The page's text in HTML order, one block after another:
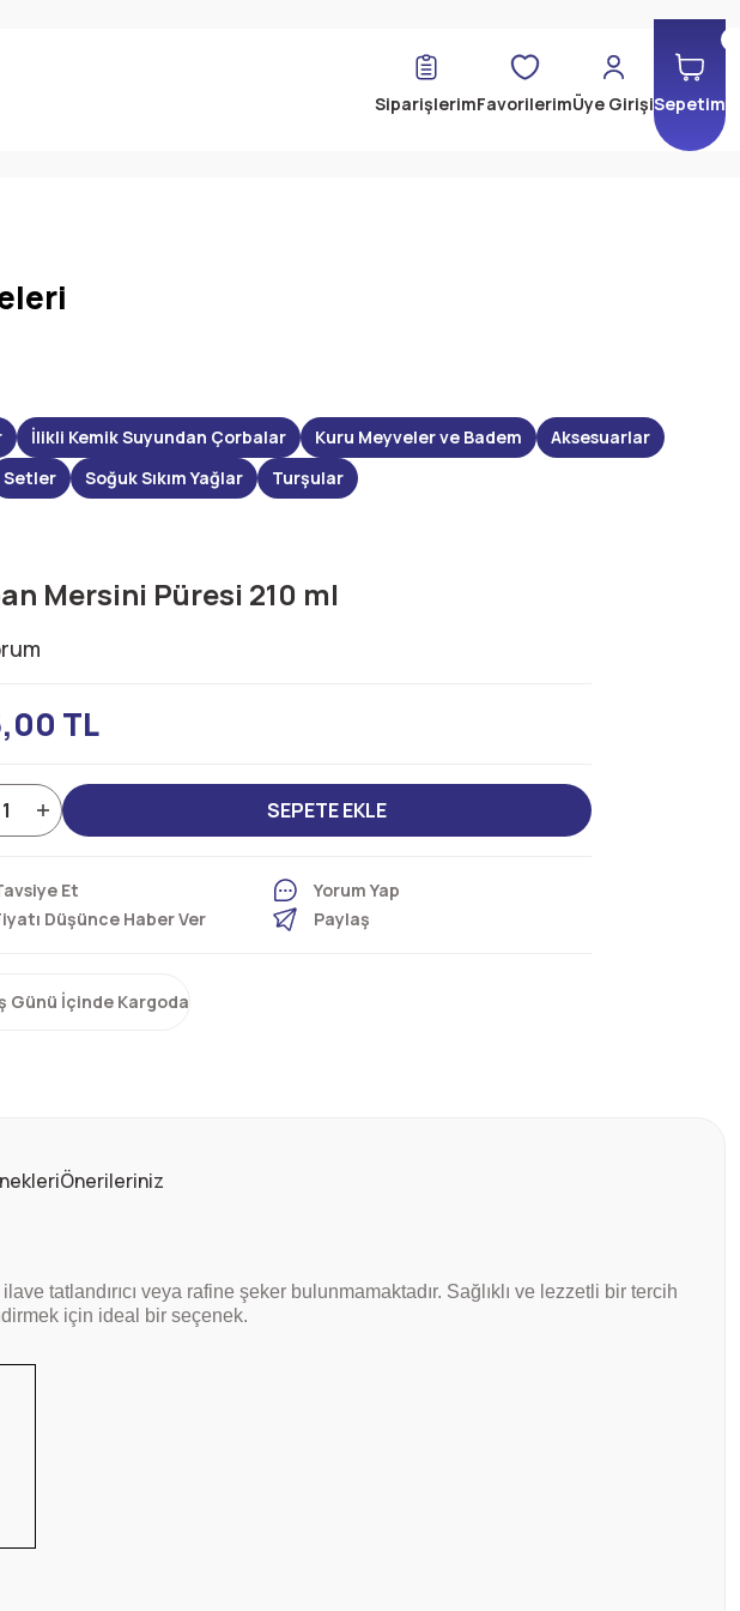
SiparişlerimFavorilerimÜye GirişiSepetim
İlikli Kemik Suyundan Çorbalar Kuru Meyveler ve Badem
Aksesuarlar
Setler Soğuk Sıkım Yağlar Turşular
Mersini Püresi 210 ml
TL
SEPETE EKLE
Et
Yorum Yap
Düşünce Haber Ver
Paylaş
Günü İçinde Kargoda
Önerileriniz
tatlandırıcı veya rafine şeker bulunmamaktadır. Sağlıklı ve lezzetli bir tercih
için ideal bir seçenek.